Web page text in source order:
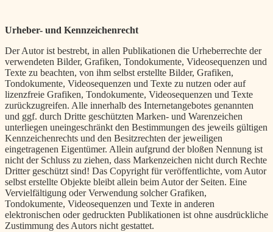
Urheber- und Kennzeichenrecht
Der Autor ist bestrebt, in allen Publikationen die Urheberrechte der
verwendeten Bilder, Grafiken, Tondokumente, Videosequenzen und
Texte zu beachten, von ihm selbst erstellte Bilder, Grafiken,
Tondokumente, Videosequenzen und Texte zu nutzen oder auf
lizenzfreie Grafiken, Tondokumente, Videosequenzen und Texte
zurückzugreifen. Alle innerhalb des Internetangebotes genannten
und ggf. durch Dritte geschützten Marken- und Warenzeichen
unterliegen uneingeschränkt den Bestimmungen des jeweils gültigen
Kennzeichenrechts und den Besitzrechten der jeweiligen
eingetragenen Eigentümer. Allein aufgrund der bloßen Nennung ist
nicht der Schluss zu ziehen, dass Markenzeichen nicht durch Rechte
Dritter geschützt sind! Das Copyright für veröffentlichte, vom Autor
selbst erstellte Objekte bleibt allein beim Autor der Seiten. Eine
Vervielfältigung oder Verwendung solcher Grafiken,
Tondokumente, Videosequenzen und Texte in anderen
elektronischen oder gedruckten Publikationen ist ohne ausdrückliche
Zustimmung des Autors nicht gestattet.